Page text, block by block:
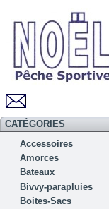
CATÉGORIES
Accessoires
Amorces
Bateaux
Bivvy-parapluies
Boites-Sacs